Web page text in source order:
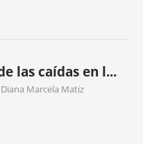
las caídas en l...
Marcela Matiz